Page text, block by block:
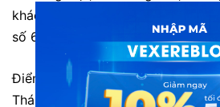
khách hàng liên hệ quầy vé số
số 6.
Điểm đến: Khu 32; Đường 36; Thị
Thái Hòa; văn phòng Quỳ Hợp.